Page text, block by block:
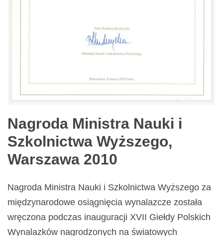
Nagroda Ministra Nauki i
Szkolnictwa Wyższego,
Warszawa 2010
Nagroda Ministra Nauki i Szkolnictwa Wyższego za
międzynarodowe osiągnięcia wynalazcze została
wręczona podczas inauguracji XVII Giełdy Polskich
Wynalazków nagrodzonych na światowych